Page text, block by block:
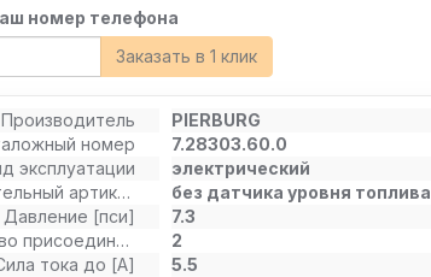
номер телефона
Заказать в 1 клик
Производитель
PIERBURG
номер
7.28303.60.0
эксплуатации
электрический
Дополнительный артикул / Дополнительная информация
без датчика уровня топлива
Давление [пси]
7.3
Количество присоединений
2
тока до [А]
5.5